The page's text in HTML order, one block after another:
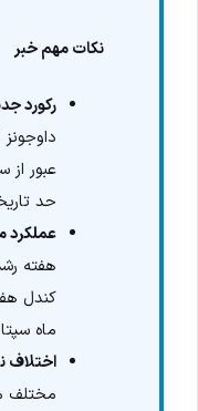
نکات مهم خبر
رکورد
حد
عملکرد
هفته
کندل
ماه سپتامبر
اختلاف
مختلف